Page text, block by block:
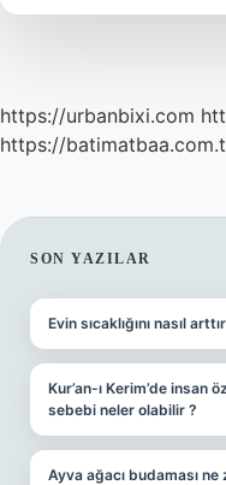
https://urbanbixi.com
https://
SIDEBAR
SON YAZILAR
Evin sıcaklığını nasıl
Kur’an-ı Kerim’de insan
sebebi neler olabilir ?
Ayva ağacı budaması ne